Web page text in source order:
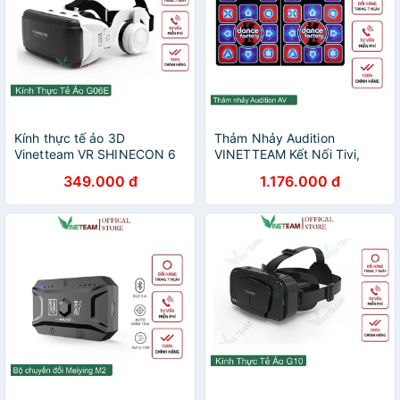
Kính thực tế ảo 3D
Vinetteam VR SHINECON 6
G06E Cho Android IOS
-3242
349.000 đ
Thảm Nhảy Audition
VINETTEAM Kết Nối Tivi,
Kèm 2 Tay Cầm Không Dây
Tặng Cáp RCA -4037+4722
1.176.000 đ